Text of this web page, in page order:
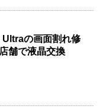
Ultraの画面割れ修
舗で液晶交換